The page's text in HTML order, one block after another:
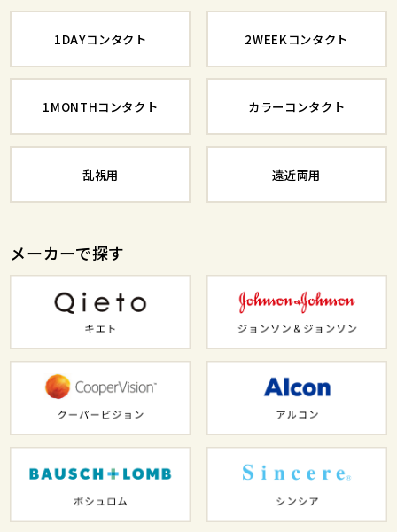
1DAYコンタクト 2WEEKコンタクト
1MONTHコンタクト カラーコンタクト
乱視用 遠近両用
メーカーで探す